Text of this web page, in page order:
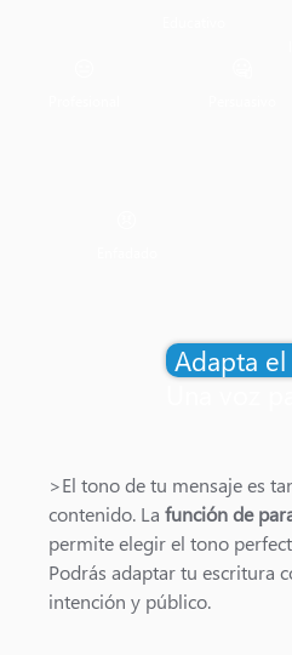
Adapta
>El tono de tu mensaje es
contenido. La función de
permite elegir el tono
Podrás adaptar tu escritura
intención y público.